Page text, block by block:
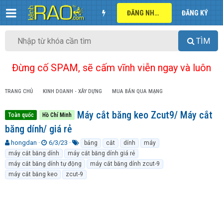
ĐĂNG NHẬP ĐĂNG KÝ
TÌM
Đừng cố SPAM, sẽ cấm vĩnh viễn ngay và luôn
TRANG CHỦ KINH DOANH - XÂY DỰNG MUA BÁN QUA MẠNG
Toàn quốc Hồ Chí Minh
Máy cắt băng keo Zcut9/ Máy cắt
băng dính/ giá rẻ
T
h
r
e
a
hongdan
N
g
à
y
g
6/3/23
ừ
k
h
ó
bảng cắt dính
máy
máy cắt băng dính
máy cắt băng dính giá rẻ
máy cắt băng dính tự động
máy cắt băng dính zcut-9
máy cắt băng keo
zcut-9